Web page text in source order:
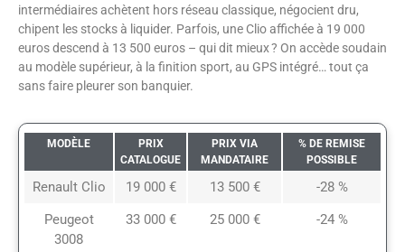
intermédiaires achètent hors réseau classique, négocient dru,
chipent les stocks à liquider. Parfois, une Clio affichée à 19 000
euros descend à 13 500 euros – qui dit mieux ? On accède soudain
au modèle supérieur, à la finition sport, au GPS intégré… tout ça
sans faire pleurer son banquier.
MODÈLE
PRIX
CATALOGUE
PRIX VIA
MANDATAIRE
% DE REMISE
POSSIBLE
Renault Clio 19 000 € 13 500 €
-28 %
Peugeot
3008
33 000 € 25 000 € -24 %